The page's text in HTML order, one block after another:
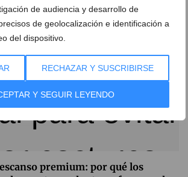
de audiencia y desarrollo de
de geolocalización e identificación a
del dispositivo.
RECHAZAR Y SUSCRIBIRSE
Y SEGUIR LEYENDO
premium: por qué los